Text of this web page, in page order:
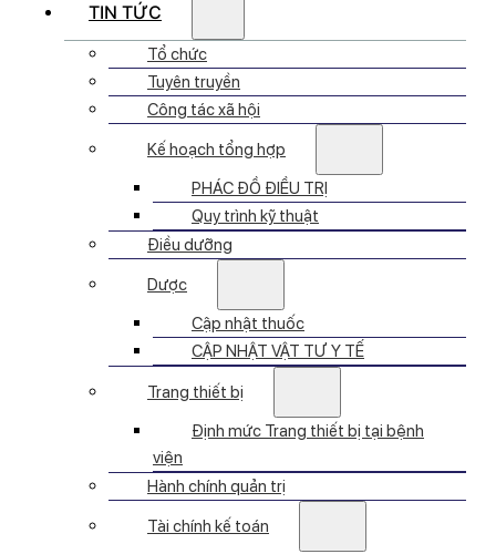
TIN TỨC
Tổ chức
Tuyên truyền
Công tác xã hội
Kế hoạch tổng hợp
PHÁC ĐỒ ĐIỀU TRỊ
Quy trình kỹ thuật
Điều dưỡng
Dược
Cập nhật thuốc
CẬP NHẬT VẬT TƯ Y TẾ
Trang thiết bị
Định mức Trang thiết bị tại bệnh
viện
Hành chính quản trị
Tài chính kế toán